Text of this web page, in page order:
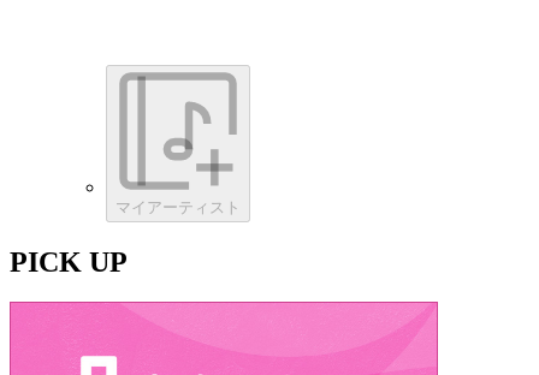
マイアーティスト
PICK UP